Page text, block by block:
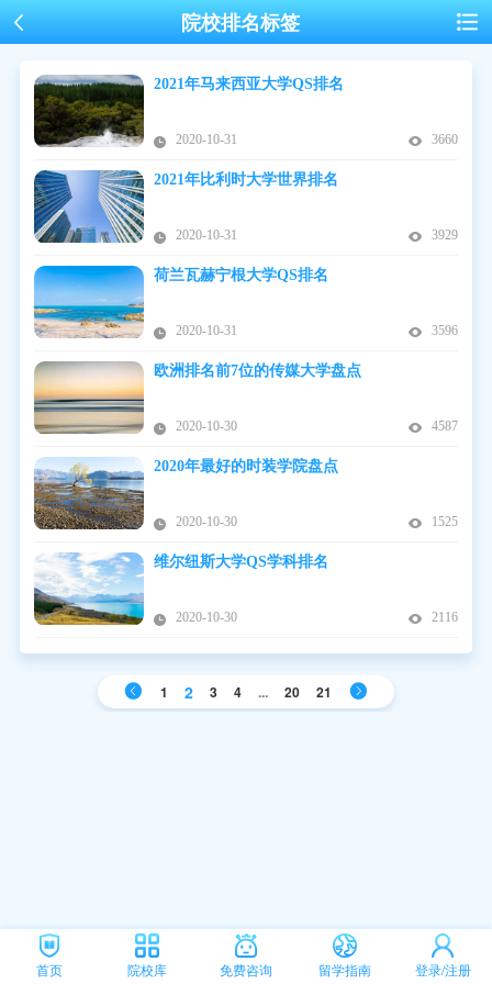
院校排名标签
2021年马来西亚大学QS排名
2020-10-31 3660
2021年比利时大学世界排名
2020-10-31 3929
荷兰瓦赫宁根大学QS排名
2020-10-31 3596
欧洲排名前7位的传媒大学盘点
2020-10-30 4587
2020年最好的时装学院盘点
2020-10-30 1525
维尔纽斯大学QS学科排名
2020-10-30 2116
1 2 3 4 ... 20 21
首页 院校库 免费咨询 留学指南 登录/注册